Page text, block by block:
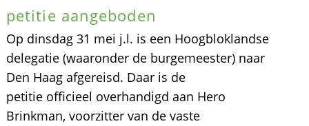
petitie aangeboden
Op dinsdag 31 mei j.l. is een Hoogbloklandse
delegatie (waaronder de burgemeester) naar
Den Haag afgereisd. Daar is de
petitie officieel overhandigd aan Hero
Brinkman, voorzitter van de vaste